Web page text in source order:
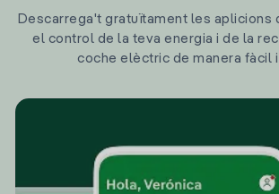
Descarrega't gratuïtament les aplicions
el control de la teva energia i de la
coche elèctric de manera fàcil i